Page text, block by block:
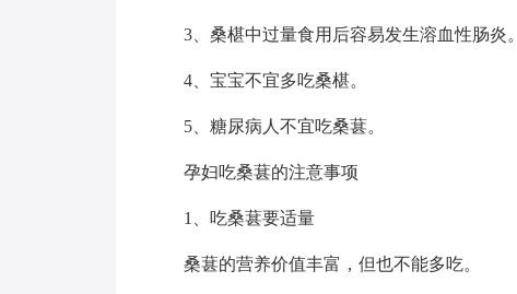
3、桑椹中过量食用后容易发生溶血性肠炎。
4、宝宝不宜多吃桑椹。
5、糖尿病人不宜吃桑葚。
孕妇吃桑葚的注意事项
1、吃桑葚要适量
桑葚的营养价值丰富，但也不能多吃。